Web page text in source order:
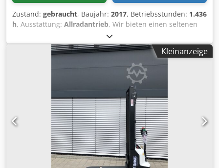
Zustand: gebraucht, Baujahr: 2017, Betriebsstunden: 1.436
h, Ausstattung: Allradantrieb, Wir bieten einen seltenen
E85, keine Vermietung aus einem kleinem Baubetrieb
Klimaanlage * VERSTELLAUSLEGER mit ZANGE/FINGER *
hyd. Grabenräumschaufel optional lieferbar, vorrätig zum
fairen Aufpreis * aus kleinem Baubetrieb * deutsche
Ausführung * nur 1350 Betriebs-h * Gummiketten * große
Inspektion in 2025 bei BOBCAT * 44 KW Diesel Motor
Hersteller Yanmar * Verrohrung für zusätzliche
Anbauwerkzeuge * Schnellwechselvorrichtung *
Zusatzscheinwerfer * sehr gepflegter Zustand ----Wir sind
eine KFZ und Baumaschinen Meisterwerkstatt,
unverbindlichs Maschinenangebot, Cjdpfx Abszr Avvo Njha
finanzierung, Inzahlungnahme, Mietkauf von Fahrzeugen
aller Art möglich----
Kleinanzeige